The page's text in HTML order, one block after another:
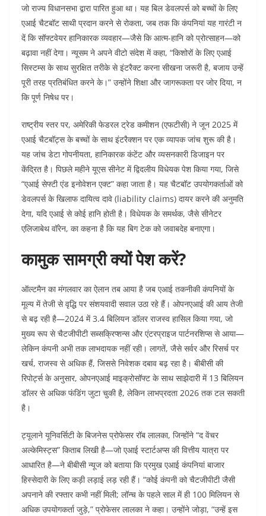
जो राज्य विधानसभा द्वारा पारित हुआ था। यह बिल डेवलपर्स को बच्चों के लिए
एआई चैटबॉट साथी प्रदान करने से रोकता, जब तक कि कंपनियां यह गारंटी न
दें कि सॉफ्टवेयर हानिकारक व्यवहार—जैसे कि आत्म-हानि को प्रोत्साहन—को
बढ़ावा नहीं देगा। न्यूसम ने अपने वीटो संदेश में कहा, “किशोरों के लिए एआई
सिस्टम्स के साथ सुरक्षित तरीके से इंटरैक्ट करना सीखना जरूरी है, बजाय उन्हें
पूरी तरह प्रतिबंधित करने के।” उन्होंने शिक्षा और जागरूकता पर जोर दिया, न
कि पूर्ण निषेध पर।
राष्ट्रीय स्तर पर, अमेरिकी फेडरल ट्रेड कमीशन (एफटीसी) ने जून 2025 में
एआई चैटबॉट्स के बच्चों के साथ इंटरैक्शन पर एक व्यापक जांच शुरू की है।
यह जांच डेटा गोपनीयता, हानिकारक कंटेंट और व्यसनकारी डिजाइन पर
केंद्रित है। पिछले महीने यूएस सीनेट में द्विदलीय विधेयक पेश किया गया, जिसे
“एआई सेफ्टी एंड इनोवेशन एक्ट” कहा जाता है। यह चैटबॉट उपयोगकर्ताओं को
डेवलपर्स के खिलाफ दायित्व दावे (liability claims) दायर करने की अनुमति
देगा, यदि एआई से कोई हानि होती है। विधेयक के समर्थक, जैसे सीनेटर
एलिजाबेथ वॉरेन, का कहना है कि यह बिग टेक को जवाबदेह बनाएगा।
कामुक सामग्री क्यों पेश करें?
ऑल्टमैन का मंगलवार का ऐलान तब आया है जब एआई तकनीकी कंपनियों के
मूल्य में तेजी से वृद्धि पर संशयवादी सवाल उठा रहे हैं। ओपनएआई की आय तेजी
से बढ़ रही है—2024 में 3.4 बिलियन डॉलर राजस्व हासिल किया गया, जो
मुख्य रूप से चैटजीपीटी सब्सक्रिप्शन्स और एंटरप्राइज पार्टनरशिप्स से आया—
लेकिन कंपनी अभी तक लाभदायक नहीं रही। लागतें, जैसे सर्वर और रिसर्च पर
खर्च, राजस्व से अधिक हैं, जिससे निवेशक दबाव बढ़ रहा है। बीबीसी की
रिपोर्ट्स के अनुसार, ओपनएआई माइक्रोसॉफ्ट के साथ साझेदारी में 13 बिलियन
डॉलर से अधिक फंडिंग जुटा चुकी है, लेकिन लाभप्रदता 2026 तक टल सकती
है।
ट्यूलाने यूनिवर्सिटी के बिजनेस प्रोफेसर रॉब लालका, जिन्होंने “द वेंचर
अल्केमिस्ट्स” किताब लिखी है—जो एआई स्टार्टअप्स की वित्तीय यात्रा पर
आधारित है—ने बीबीसी न्यूज को बताया कि प्रमुख एआई कंपनियां बाजार
हिस्सेदारी के लिए कड़ी लड़ाई लड़ रही हैं। “कोई कंपनी को चैटजीपीटी जैसी
अपनाने की रफ्तार कभी नहीं मिली; लॉन्च के पहले साल में ही 100 मिलियन से
अधिक उपयोगकर्ता जुड़े,” प्रोफेसर लालका ने कहा। उन्होंने जोड़ा, “उन्हें इस